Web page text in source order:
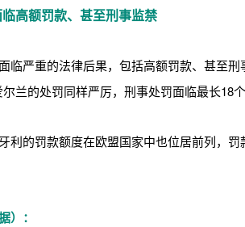
高额罚款、甚至刑事监禁
严重的法律后果，包括高额罚款、甚至刑
兰的处罚同样严厉，刑事处罚面临最长18个
利的罚款额度在欧盟国家中也位居前列，罚
）：